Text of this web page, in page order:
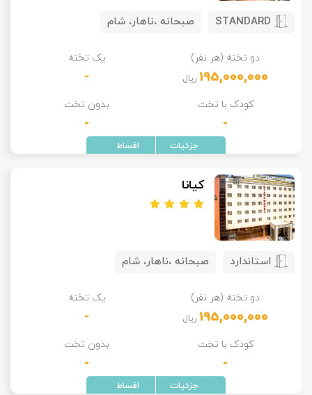
STANDARD صبحانه ،ناهار، شام
دو تخته (هر نفر)
195,000,000 ریال
یک تخته
-
کودک با تخت
-
بدون تخت
-
کیانا
استاندارد صبحانه ،ناهار، شام
دو تخته (هر نفر)
195,000,000 ریال
یک تخته
-
کودک با تخت
-
بدون تخت
-